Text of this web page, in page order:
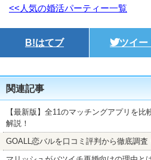
<<人気の婚活パーティー一覧
B!はてブ ツイー
関連記事
【最新版】全11のマッチングアプリを
解説！
GOALL恋バルを口コミ評判から徹底調